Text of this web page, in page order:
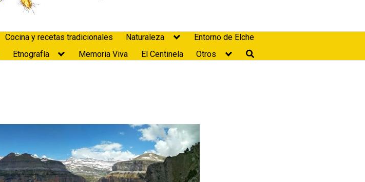
Cocina y recetas tradicionales Naturaleza
Entorno de Elche
Etnografía Memoria Viva El Centinela Otros